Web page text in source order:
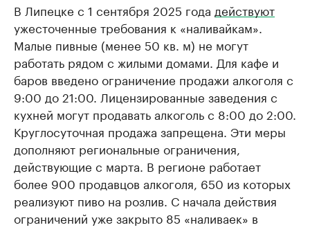
В Липецке с 1 сентября 2025 года действуют
ужесточенные требования к «наливайкам».
Малые пивные (менее 50 кв. м) не могут
работать рядом с жилыми домами. Для кафе и
баров введено ограничение продажи алкоголя с
9:00 до 21:00. Лицензированные заведения с
кухней могут продавать алкоголь с 8:00 до 2:00.
Круглосуточная продажа запрещена. Эти меры
дополняют региональные ограничения,
действующие с марта. В регионе работает
более 900 продавцов алкоголя, 650 из которых
реализуют пиво на розлив. С начала действия
ограничений уже закрыто 85 «наливаек» в